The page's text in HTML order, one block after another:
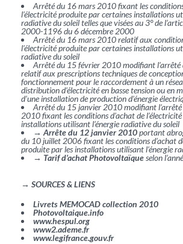
Arrêté du 16 mars 2010 fixant les
l’électricité produite par certaines installations
radiative du soleil telles que visées au 3° de
2000-1196 du 6 décembre 2000
Arrêté du 16 mars 2010 relatif aux
l’électricité produite par certaines installations
radiative du soleil
Arrêté du 15 février 2010 modifiant
relatif aux prescriptions techniques de
fonctionnement pour le raccordement à un
distribution d’électricité en basse tension ou en
d’une installation de production d’énergie
Arrêté du 15 janvier 2010 modifiant
2010 fixant les conditions d’achat de
installations utilisant l’énergie radiative du soleil
→ Arrête du 12 janvier 2010portant
du 10 juillet 2006 fixant les conditions d’achat
produite par les installations utilisant l’énergie
→ Tarif d’achat Photovoltaïqueselon
→ SOURCES & LIENS
Livrets MEMOCAD collection 2010
Photovoltaique.info
www.hespul.org
www2.ademe.fr
www.legifrance.gouv.fr